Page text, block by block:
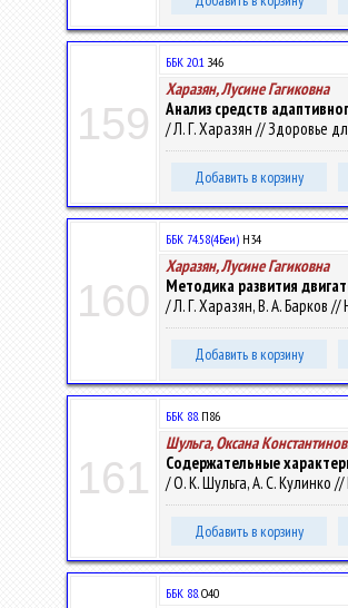
159
ББК 20.1 З46
Харазян, Лусине Гагиковна
Анализ средств
/ Л. Г. Харазян // Здоровье
Добавить в корзину
160
ББК 74.58(4Беи) Н34
Харазян, Лусине Гагиковна
Методика развития
/ Л. Г. Харазян, В. А. Барков
Добавить в корзину
161
ББК 88.П86
Шульга, Оксана
Содержательные
/ О. К. Шульга, А. С. Кулинко
Добавить в корзину
ББК 88.О40